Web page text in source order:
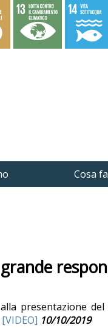
Cosa
presentazione
[VIDEO] 10/10/2019